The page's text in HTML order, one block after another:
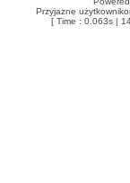
Przyjazne
[ Time : 0.063s |